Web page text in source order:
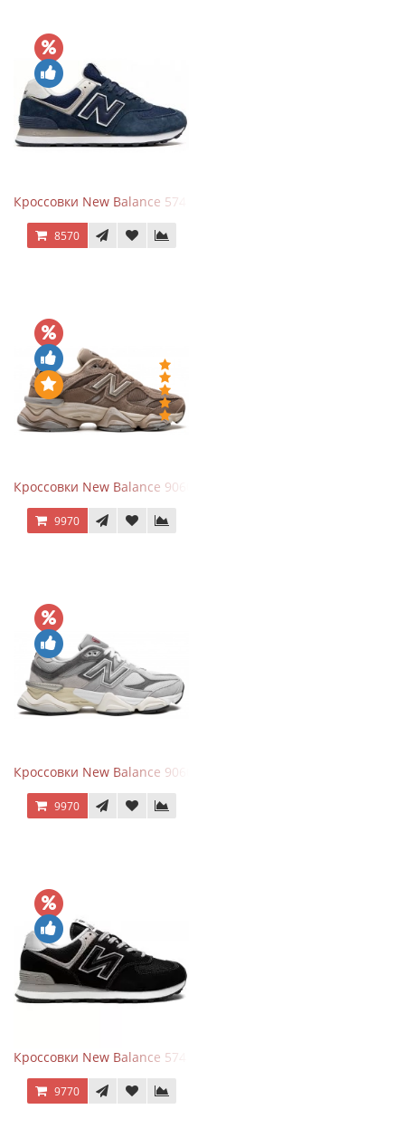
Кроссовки New Balance 574 Navy Blue White
8570
Кроссовки New Balance 9060 Mushroom
9970
Кроссовки New Balance 9060 Rain Cloud Grey
9970
Кроссовки New Balance 574 Evergreen Black
9770